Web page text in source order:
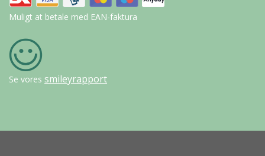
Muligt at betale med EAN-faktura
Se vores smileyrapport